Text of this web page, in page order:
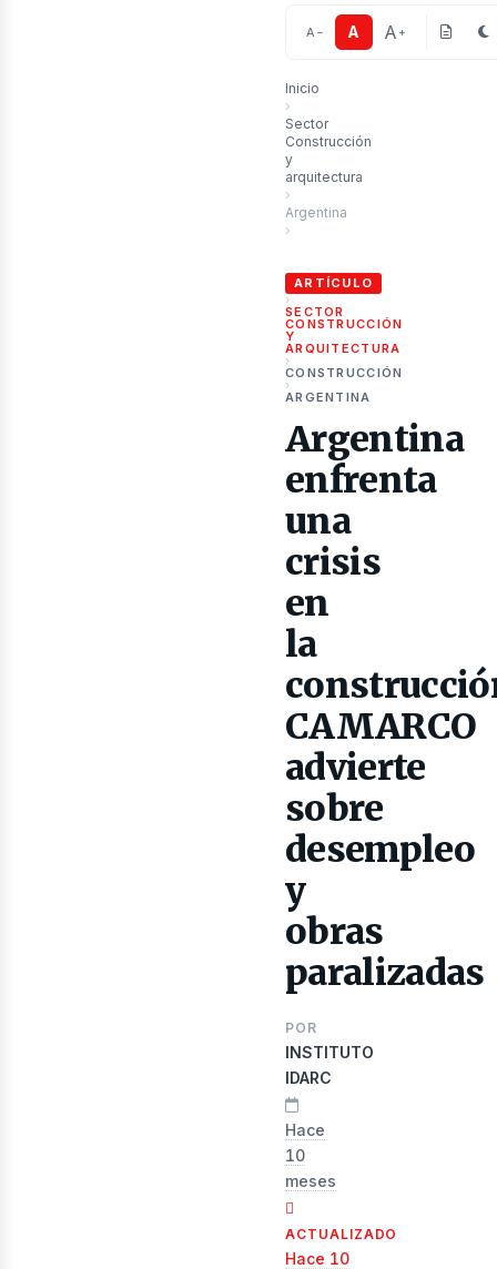
A − A A +
Inicio
›
Sector
Construcción
y
arquitectura
›
Argentina
›
ARTÍCULO
›
SECTOR
CONSTRUCCIÓN
Y
ARQUITECTURA
›
CONSTRUCCIÓN
›
ARGENTINA
Argentina
enfrenta
una
crisis
en
la
CAMARCO
advierte
sobre
desempleo
y
obras
paralizadas
POR
INSTITUTO
IDARC
Hace
10
meses
ACTUALIZADO
Hace 10